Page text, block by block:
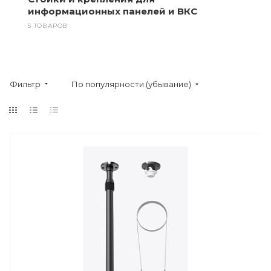
информационных панелей и ВКС
5 ТОВАРОВ
Фильтр По популярности (убывание)